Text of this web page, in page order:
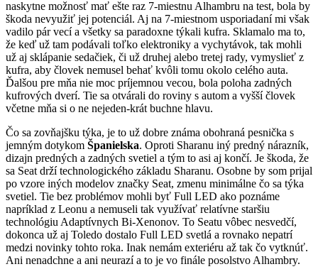
naskytne možnosť mať ešte raz 7-miestnu Alhambru na test, bola by
škoda nevyužiť jej potenciál. Aj na 7-miestnom usporiadaní mi však
vadilo pár vecí a všetky sa paradoxne týkali kufra. Sklamalo ma to,
že keď už tam podávali toľko elektroniky a vychytávok, tak mohli
už aj sklápanie sedačiek, či už druhej alebo tretej rady, vymyslieť z
kufra, aby človek nemusel behať kvôli tomu okolo celého auta.
Ďalšou pre mňa nie moc príjemnou vecou, bola poloha zadných
kufrových dverí. Tie sa otvárali do roviny s autom a vyšší človek
včetne mňa si o ne nejeden-krát buchne hlavu.
Čo sa zovňajšku týka, je to už dobre známa obohraná pesnička s
jemným dotykom Španielska. Oproti Sharanu iný predný nárazník,
dizajn predných a zadných svetiel a tým to asi aj končí. Je škoda, že
sa Seat drží technologického základu Sharanu. Osobne by som prijal
po vzore iných modelov značky Seat, zmenu minimálne čo sa týka
svetiel. Tie bez problémov mohli byť Full LED ako poznáme
napríklad z Leonu a nemuseli tak využívať relatívne staršiu
technológiu Adaptívnych Bi-Xenonov. To Seatu vôbec nesvedčí,
dokonca už aj Toledo dostalo Full LED svetlá a rovnako nepatrí
medzi novinky tohto roka. Inak nemám exteriéru až tak čo vytknúť.
Ani nenadchne a ani neurazí a to je vo finále posolstvo Alhambry.